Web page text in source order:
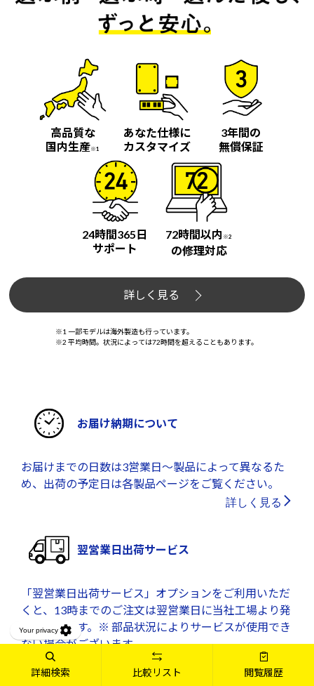
詳細検索 比較リスト 閲覧履歴
高品質な
国内生産※1
あなた仕様に
カスタマイズ
3年間の
無償保証
24時間365日
サポート
72時間以内 ※2
の修理対応
詳しく見る
※1 一部モデルは海外製造も行っています。
※2 平均時間。状況によっては72時間を超えることもあります。
お届け納期について
お届けまでの日数は3営業日～製品によって異なるた
め、出荷の予定日は各製品ページをご覧ください。
詳しく見る
翌営業日出荷サービス
「翌営業日出荷サービス」オプションをご利用いただ
くと、13時までのご注文は翌営業日に当社工場より発
送となります。※ 部品状況によりサービスが使用でき
ない場合がございます。
詳しく見る